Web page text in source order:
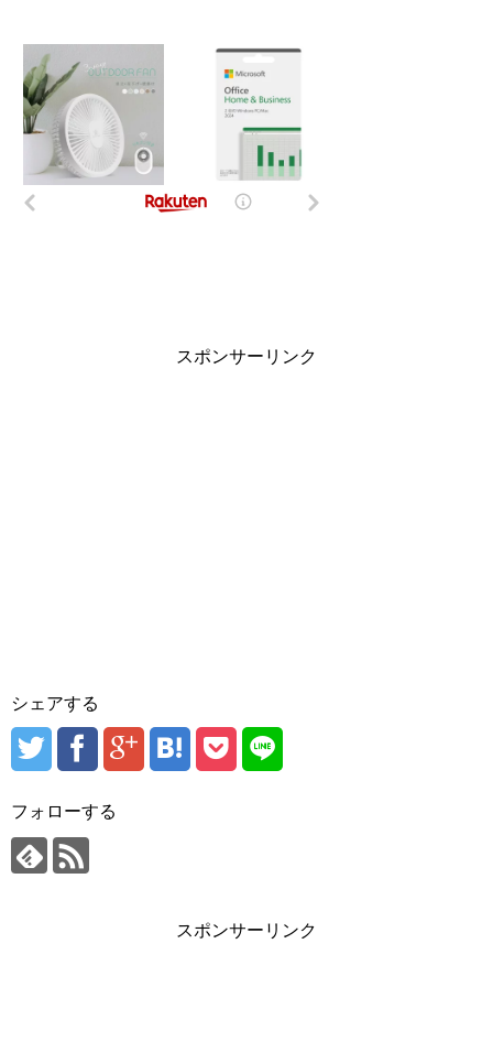
スポンサーリンク
シェアする
フォローする
スポンサーリンク